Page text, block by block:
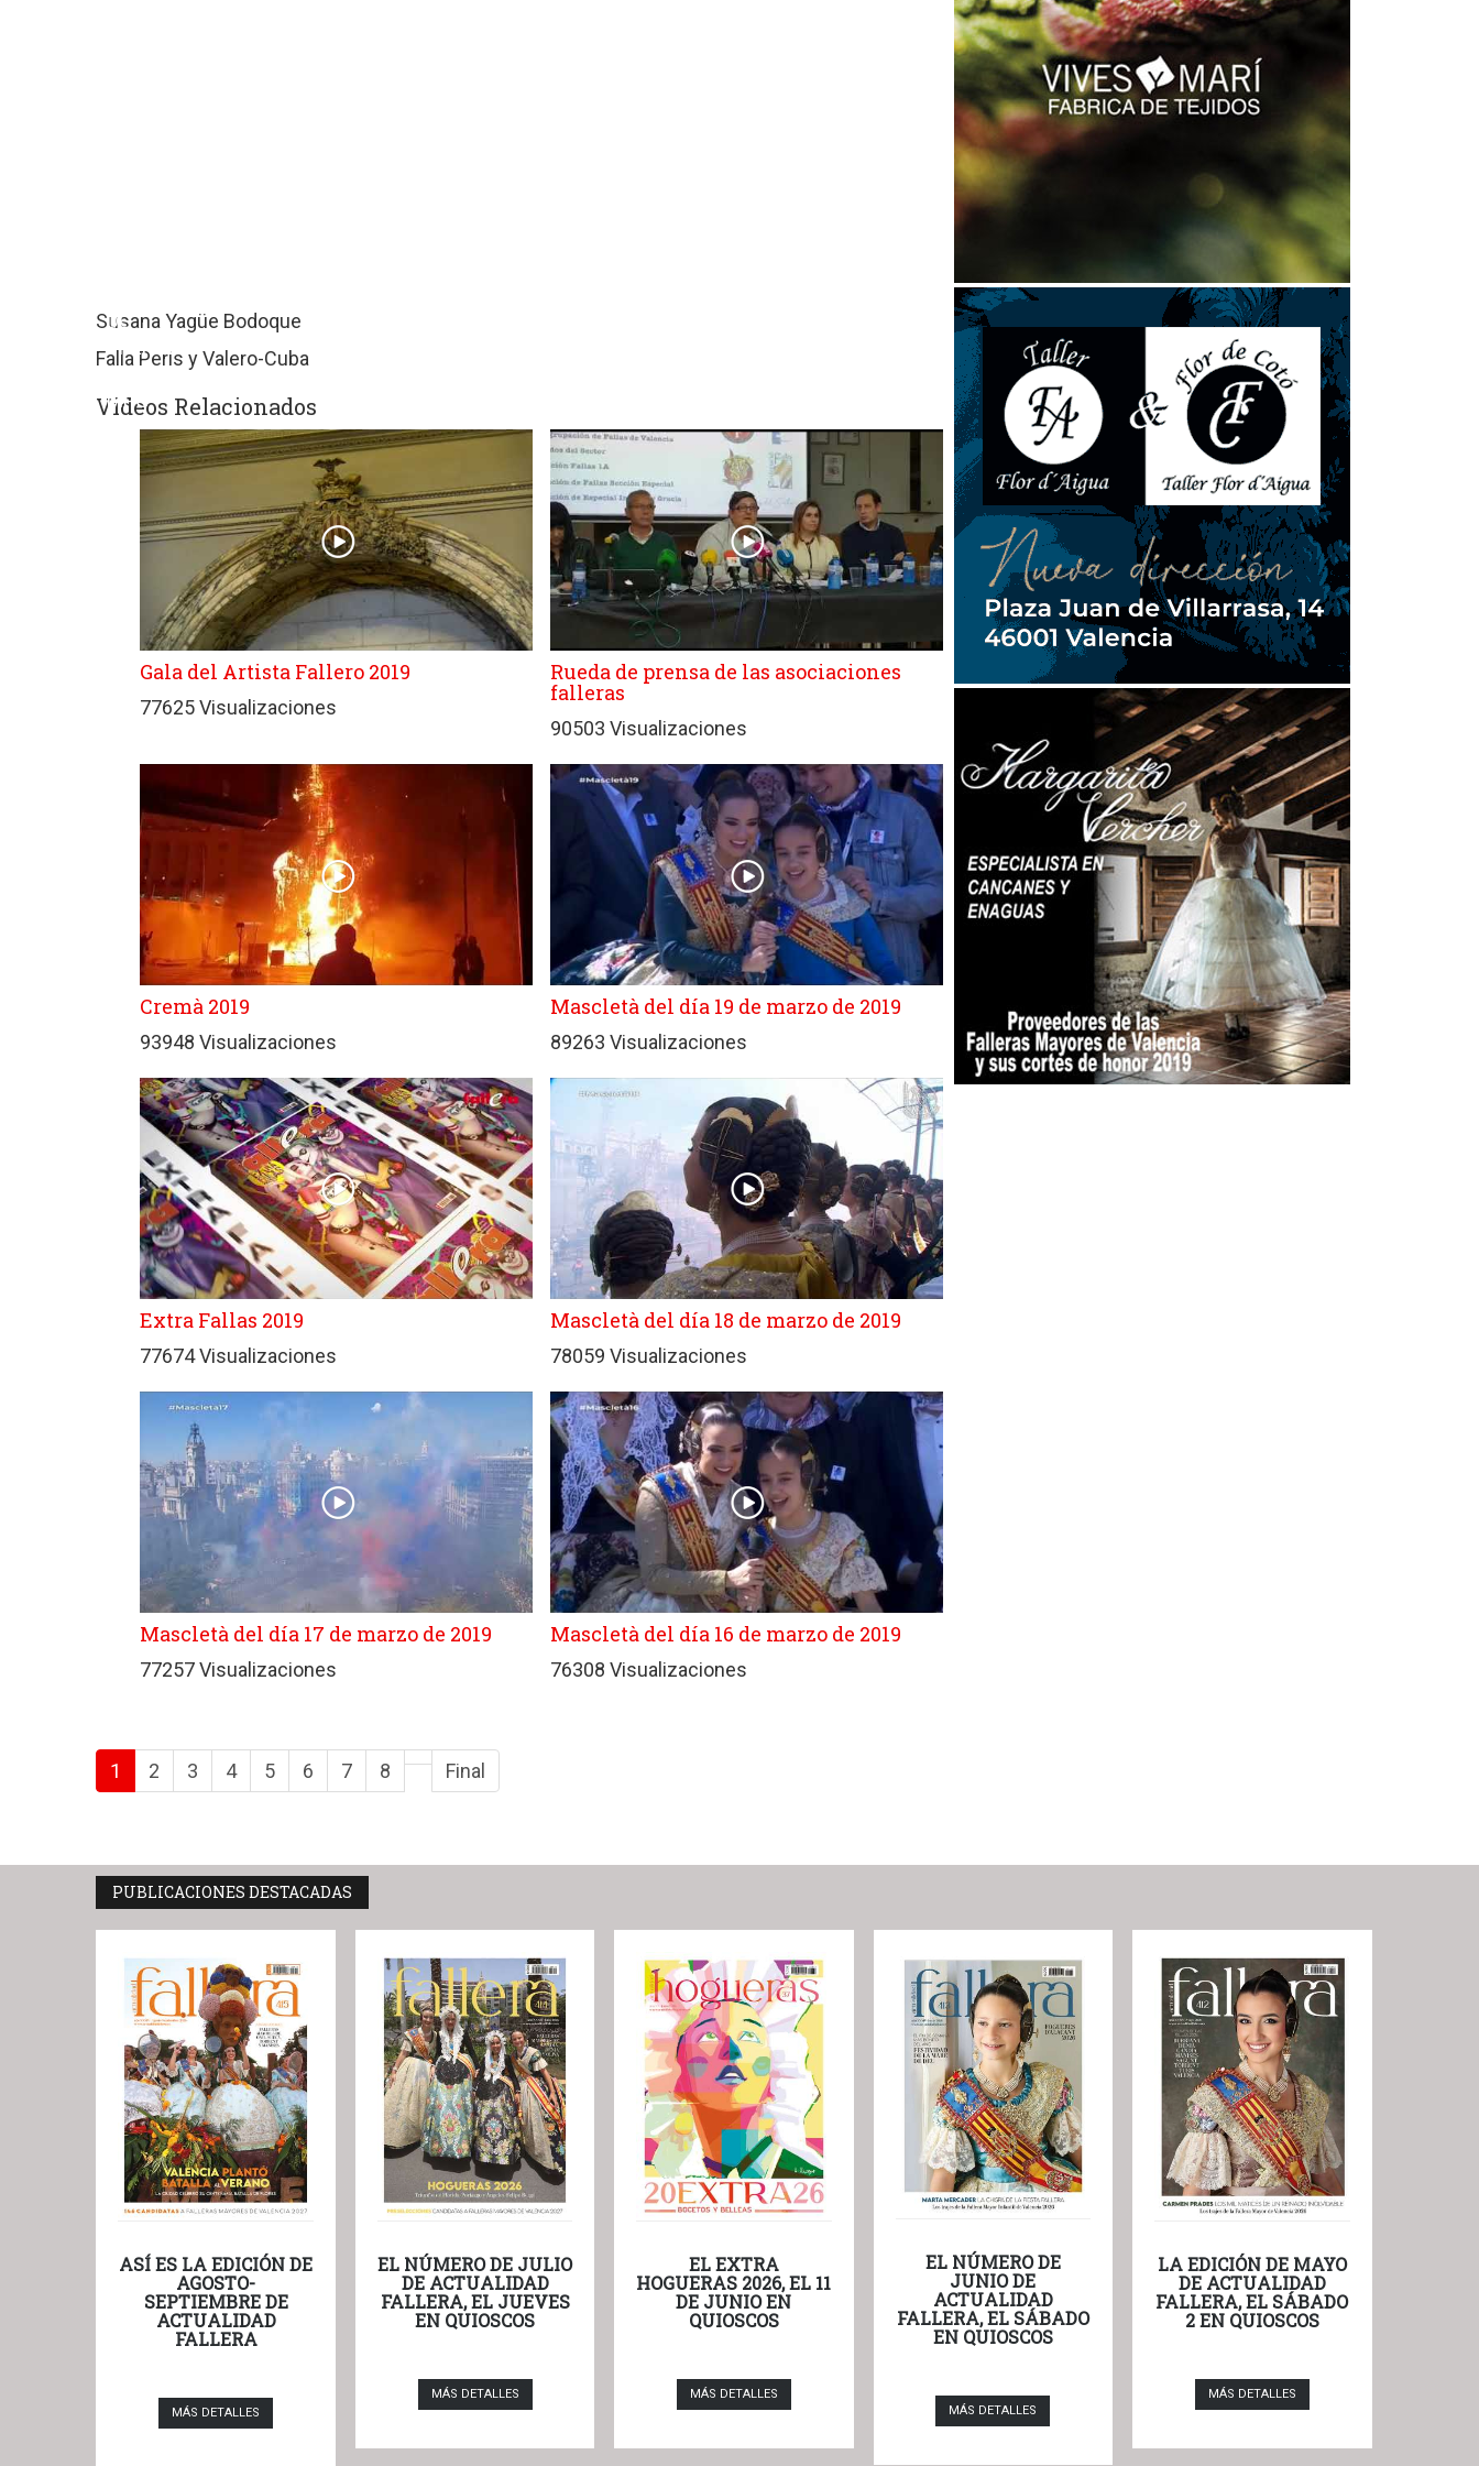
DE
PRENSA
MPG
Susana Yagüe Bodoque
Falla Peris y Valero-Cuba
Videos Relacionados
Gala del Artista Fallero 2019
77625 Visualizaciones
Rueda de prensa de las asociaciones
falleras
90503 Visualizaciones
Cremà 2019
93948 Visualizaciones
Mascletà del día 19 de marzo de 2019
89263 Visualizaciones
Extra Fallas 2019
77674 Visualizaciones
Mascletà del día 18 de marzo de 2019
78059 Visualizaciones
Mascletà del día 17 de marzo de 2019
77257 Visualizaciones
Mascletà del día 16 de marzo de 2019
76308 Visualizaciones
1 2 3 4 5 6 7 8 Final
PUBLICACIONES DESTACADAS
ASÍ ES LA EDICIÓN DE
AGOSTO-
SEPTIEMBRE DE
ACTUALIDAD
FALLERA
MÁS DETALLES
EL NÚMERO DE JULIO
DE ACTUALIDAD
FALLERA, EL JUEVES
EN QUIOSCOS
MÁS DETALLES
EL EXTRA
HOGUERAS 2026, EL 11
DE JUNIO EN
QUIOSCOS
MÁS DETALLES
EL NÚMERO DE
JUNIO DE
ACTUALIDAD
FALLERA, EL SÁBADO
EN QUIOSCOS
MÁS DETALLES
LA EDICIÓN DE MAYO
DE ACTUALIDAD
FALLERA, EL SÁBADO
2 EN QUIOSCOS
MÁS DETALLES